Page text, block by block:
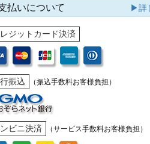
払いについて ▶詳
ジットカード決済
振込 （振込手数料お客様負担）
ビニ決済 （サービス手数料お客様負担）